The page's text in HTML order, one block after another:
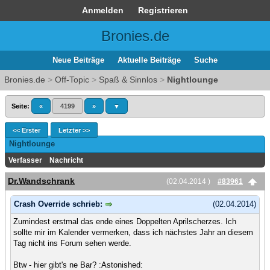
Anmelden Registrieren
Bronies.de
Neue Beiträge Aktuelle Beiträge Suche
Bronies.de > Off-Topic > Spaß & Sinnlos > Nightlounge
Seite: « 4199 » ▼
<< Erster Letzter >>
Nightlounge
Verfasser Nachricht
(02.04.2014 ) #83961
Dr.Wandschrank
(02.04.2014)
Crash Override schrieb:
Zumindest erstmal das ende eines Doppelten Aprilscherzes. Ich
sollte mir im Kalender vermerken, dass ich nächstes Jahr an diesem
Tag nicht ins Forum sehen werde.
Btw - hier gibt's ne Bar? :Astonished: